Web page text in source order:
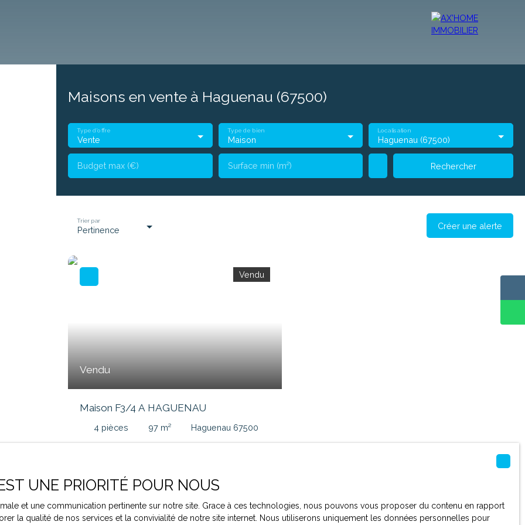
Programmes Neufs Biens d'Exceptions Professionnel Louer Vendre Contact
Maisons en vente à Haguenau (67500)
Vente
Type d'offre
Maison
Type de bien
Haguenau (67500)
Localisation
Budget max (€) Surface min (m²) Rechercher
Pertinence
Trier par
Créer une alerte
Vendu
Vendu
Maison F3/4 A HAGUENAU
4 pièces 97 m² Haguenau 67500
au rez-de-chaussée, d'une entrée, un séjour
indépendante et un WC. A l'étage vous
retrouverez une mezzanine, deux belles
UNE PRIORITÉ POUR NOUS
et une communication pertinente sur notre site. Grace à ces technologies, nous pouvons vous proposer du contenu en rapport
la qualité de nos services et la convivialité de notre site internet. Nous utiliserons uniquement les données personnelles pour